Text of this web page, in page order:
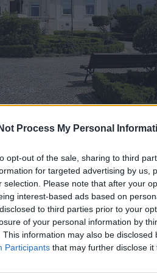
Process My Personal
opt-out of the sale, sharing to third
for targeted advertising by us,
selection. Please note that after your
interest-based ads based on
to third parties prior to your
of your personal information by
This information may also be
Participants that may further disclose it
investimento superior a 1
Reunião de Câmara de 17 de
Escolar, que tem como
independentemente
os apoios.